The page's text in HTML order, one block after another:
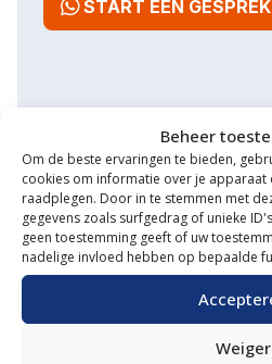
Beheer
Om de beste ervaringen te bieden,
cookies om informatie over je apparaat
raadplegen. Door in te stemmen met
gegevens zoals surfgedrag of unieke
geen toestemming geeft of uw
nadelige invloed hebben op bepaalde
Weiger
START EEN GESPREK
Waarom VM
Uitgebreide showroom
Eigen transportservice
Gespecialiseerde
Diverse
Grote voorraad